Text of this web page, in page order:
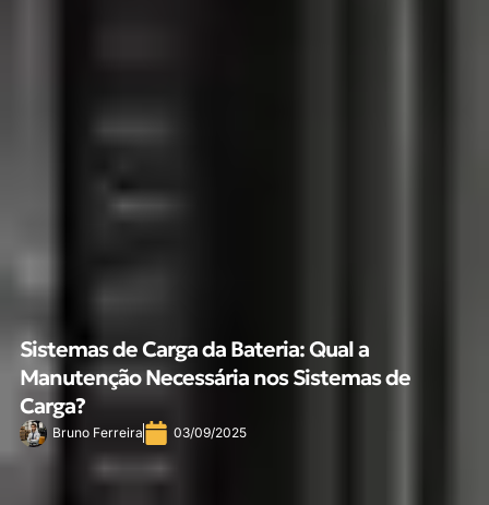
Sistemas de Carga da Bateria: Qual a
Manutenção Necessária nos Sistemas de
Carga?
Bruno Ferreira 03/09/2025